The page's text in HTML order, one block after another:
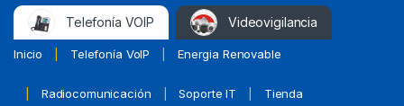
Telefonía VOIP Videovigilancia
Inicio Telefonía VoIP Energia Renovable
Radiocomunicación Soporte IT Tienda